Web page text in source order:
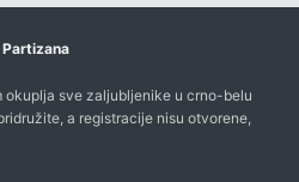
okuplja sve zaljubljenike u crno-belu
a registracije nisu otvorene,